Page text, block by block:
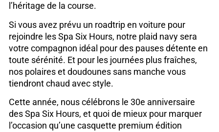
l’héritage de la course.
Si vous avez prévu un roadtrip en voiture pour
rejoindre les Spa Six Hours, notre plaid navy sera
votre compagnon idéal pour des pauses détente en
toute sérénité. Et pour les journées plus fraîches,
nos polaires et doudounes sans manche vous
tiendront chaud avec style.
Cette année, nous célébrons le 30e anniversaire
des Spa Six Hours, et quoi de mieux pour marquer
l’occasion qu’une casquette premium édition